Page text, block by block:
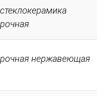
нержавеющая